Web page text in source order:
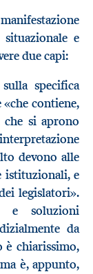
e
due capi:
specifica
contiene,
si aprono
devono alle
istituzionali, e
legislatori».
e soluzioni
da
chiarissimo,
è, appunto,